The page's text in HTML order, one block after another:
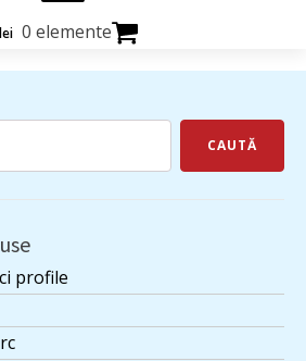
lei 0 elemente
CAUTĂ
profile